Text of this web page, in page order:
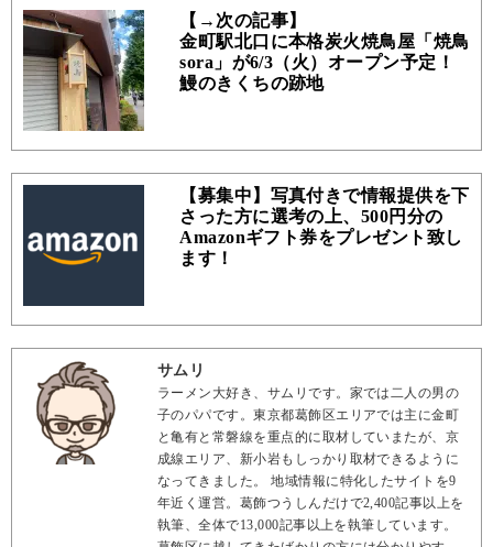
【→次の記事】
金町駅北口に本格炭火焼鳥屋「焼鳥
sora」が6/3（火）オープン予定！
鰻のきくちの跡地
【募集中】写真付きで情報提供を下
さった方に選考の上、500円分の
Amazonギフト券をプレゼント致し
ます！
サムリ
ラーメン大好き、サムリです。家では二人の男の
子のパパです。東京都葛飾区エリアでは主に金町
と亀有と常磐線を重点的に取材していまたが、京
成線エリア、新小岩もしっかり取材できるように
なってきました。 地域情報に特化したサイトを9
年近く運営。葛飾つうしんだけで2,400記事以上を
執筆、全体で13,000記事以上を執筆しています。